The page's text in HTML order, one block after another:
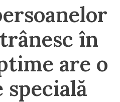
în
are o
specială